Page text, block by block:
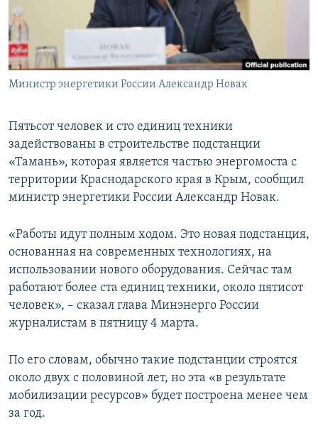
ПОБЕДИТЕЛЕЙ НЕ СУДЯТ?
КРЫМ.НЕПОКОРЕННЫЙ
ELIFBE
УКРАИНСКАЯ ПРОБЛЕМА КРЫМА
ПРИСОЕДИНЯЙТЕСЬ!
Министр энергетики России Александр Новак
Пятьсот человек и сто единиц техники
задействованы в строительстве подстанции
«Тамань», которая является частью энергомоста с
территории Краснодарского края в Крым, сообщил
министр энергетики России Александр Новак.
«Работы идут полным ходом. Это новая подстанция,
основанная на современных технологиях, на
использовании нового оборудования. Сейчас там
работают более ста единиц техники, около пятисот
человек», – сказал глава Минэнерго России
журналистам в пятницу 4 марта.
По его словам, обычно такие подстанции строятся
около двух с половиной лет, но эта «в результате
мобилизации ресурсов» будет построена менее чем
за год.